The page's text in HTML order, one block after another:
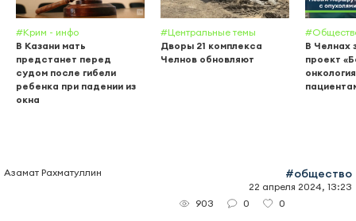
#Крим - инфо
В Казани мать
предстанет перед
судом после гибели
ребенка при падении из
окна
#Центральные темы
Дворы 21 комплекса
Челнов обновляют
В Челнах
проект
Азамат Рахматуллин #общество
22 апреля 2024, 13:23
903
0 0